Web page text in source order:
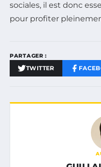
sociales, il est donc
pour profiter
PARTAGER :
TWITTER